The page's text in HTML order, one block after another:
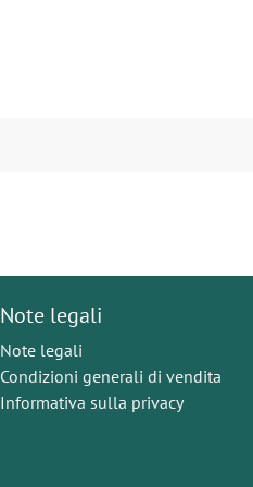
Note legali
Note legali
Condizioni generali di vendita
Informativa sulla privacy